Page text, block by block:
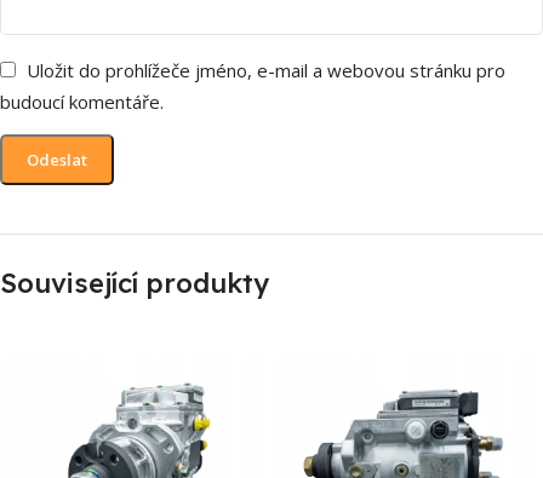
Uložit do prohlížeče jméno, e-mail a webovou stránku pro
budoucí komentáře.
Související produkty